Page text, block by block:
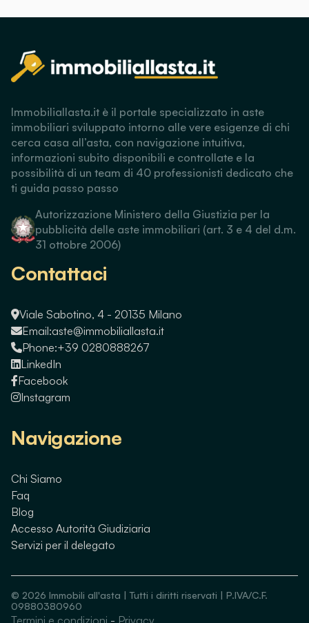
Immobiliallasta.it è il portale specializzato in aste
immobiliari sviluppato intorno alle vere esigenze di chi
cerca casa all’asta, con navigazione intuitiva,
informazioni subito disponibili e controllate e la
possibilità di un team di 40 professionisti dedicato che
ti guida passo passo
Autorizzazione Ministero della Giustizia per la
pubblicità delle aste immobiliari (art. 3 e 4 del d.m.
31 ottobre 2006)
Contattaci
Viale Sabotino, 4 - 20135 Milano
Email:aste@immobiliallasta.it
Phone:+39 0280888267
LinkedIn
Facebook
Instagram
Navigazione
Chi Siamo
Faq
Blog
Accesso Autorità Giudiziaria
Servizi per il delegato
© 2026 Immobili all'asta | Tutti i diritti riservati | P.IVA/C.F.
09880380960
Termini e condizioni - Privacy